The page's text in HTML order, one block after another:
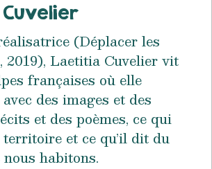
(Déplacer les
2019), Laetitia Cuvelier vit
françaises où elle
des images et des
et des poèmes, ce qui
et ce qu’il dit du
habitons.